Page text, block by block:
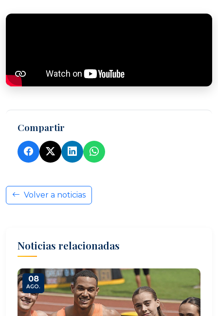
Compartir
Volver a noticias
Noticias relacionadas
08
AGO.